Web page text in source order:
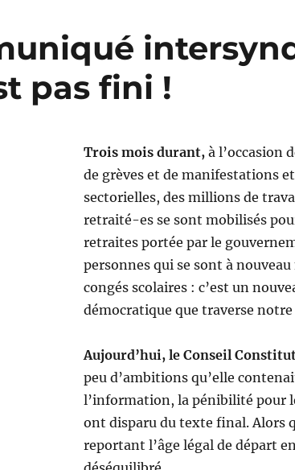
pas fini !
Trois mois durant,à l’occasion
de grèves et de manifestations
sectorielles, des millions de
retraité-es se sont mobilisés
retraites portée par le
personnes qui se sont à
congés scolaires : c’est un
démocratique que traverse notre
Aujourd’hui, le Conseil
peu d’ambitions qu’elle
l’information, la pénibilité pour
ont disparu du texte final. Alors
reportant l’âge légal de départ